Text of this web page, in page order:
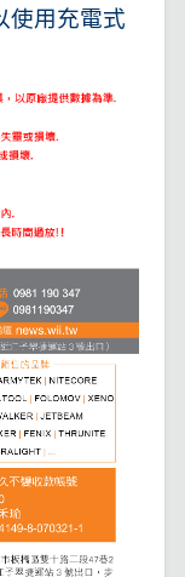
使用充電式